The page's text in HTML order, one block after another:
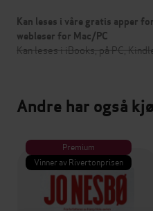
Kan leses i våre gratis apper
webleser for Mac/PC
Kan leses i iBooks, på PC,
Andre har også
Premium
Vinner av Rivertonprisen